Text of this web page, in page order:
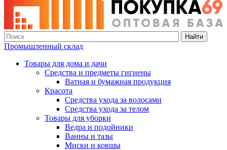
Найти
Промышленный склад
Товары для дома и дачи
Средства и предметы гигиены
Ватная и бумажная продукция
Красота
Средства ухода за волосами
Средства ухода за телом
Товары для уборки
Ведра и подойники
Ванны и тазы
Миски и ковшы